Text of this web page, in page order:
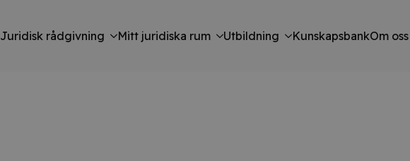
Juridisk rådgivning Mitt juridiska rum Utbildning KunskapsbankOm oss